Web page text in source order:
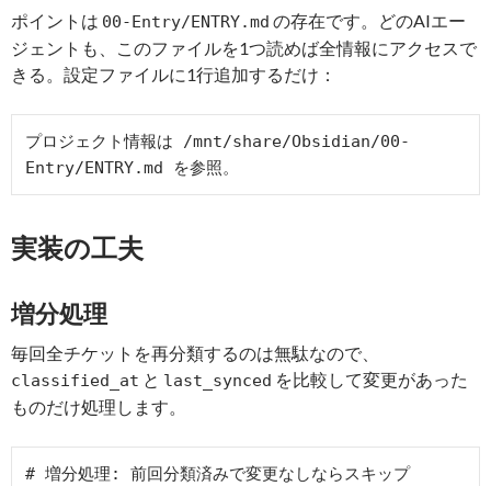
ポイントは 00-Entry/ENTRY.md の存在です。どのAIエー
ジェントも、このファイルを1つ読めば全情報にアクセスで
きる。設定ファイルに1行追加するだけ：
プロジェクト情報は /mnt/share/Obsidian/00-
実装の工夫
増分処理
毎回全チケットを再分類するのは無駄なので、
classified_at と last_synced を比較して変更があった
ものだけ処理します。
# 増分処理: 前回分類済みで変更なしならスキップ